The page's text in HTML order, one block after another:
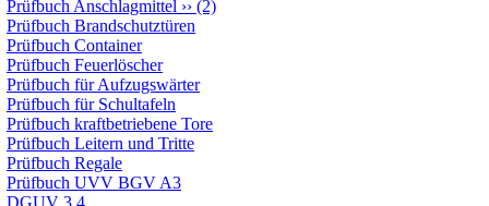
Prüfbuch Anschlagmittel ›› (2)
Prüfbuch Brandschutztüren
Prüfbuch Container
Prüfbuch Feuerlöscher
Prüfbuch für Aufzugswärter
Prüfbuch für Schultafeln
Prüfbuch kraftbetriebene Tore
Prüfbuch Leitern und Tritte
Prüfbuch Regale
Prüfbuch UVV BGV A3
DGUV 3 4